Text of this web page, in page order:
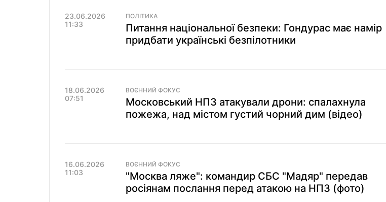
23.06.2026
11:33
ПОЛІТИКА
Питання національної безпеки: Гондурас має намір
придбати українські безпілотники
18.06.2026
07:51
ВОЄННИЙ ФОКУС
Московський НПЗ атакували дрони: спалахнула
пожежа, над містом густий чорний дим (відео)
16.06.2026
11:03
ВОЄННИЙ ФОКУС
"Москва ляже": командир СБС "Мадяр" передав
росіянам послання перед атакою на НПЗ (фото)